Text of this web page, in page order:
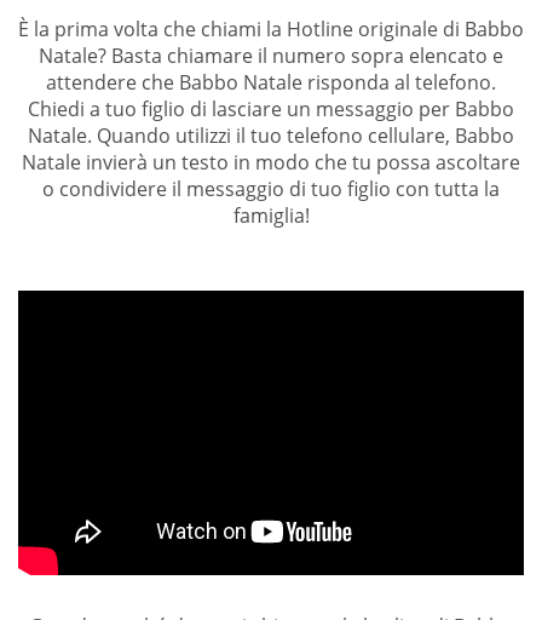
È la prima volta che chiami la Hotline originale di Babbo
Natale? Basta chiamare il numero sopra elencato e
attendere che Babbo Natale risponda al telefono.
Chiedi a tuo figlio di lasciare un messaggio per Babbo
Natale. Quando utilizzi il tuo telefono cellulare, Babbo
Natale invierà un testo in modo che tu possa ascoltare
o condividere il messaggio di tuo figlio con tutta la
famiglia!